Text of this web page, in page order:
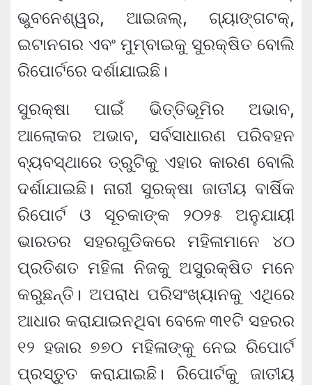
ଭୁବନେଶ୍ୱର, ଆଇଜଲ୍, ଗ୍ୟାଙ୍ଗଟକ୍,
ଇଟାନଗର ଏବଂ ମୁମ୍ବାଇକୁ ସୁରକ୍ଷିତ ବୋଲି
ରିପୋର୍ଟରେ ଦର୍ଶାଯାଇଛି।
ସୁରକ୍ଷା ପାଇଁ ଭିତ୍ତିଭୂମିର ଅଭାବ,
ଆଲୋକର ଅଭାବ, ସର୍ବସାଧାରଣ ପରିବହନ
ବ୍ୟବସ୍ଥାରେ ତ୍ରୁଟିକୁ ଏହାର କାରଣ ବୋଲି
ଦର୍ଶାଯାଇଛି। ନାରୀ ସୁରକ୍ଷା ଜାତୀୟ ବାର୍ଷିକ
ରିପୋର୍ଟ ଓ ସୂଚକାଙ୍କ ୨୦୨୫ ଅନୁଯାୟୀ
ଭାରତର ସହରଗୁଡିକରେ ମହିଳାମାନେ ୪୦
ପ୍ରତିଶତ ମହିଳା ନିଜକୁ ଅସୁରକ୍ଷିତ ମନେ
କରୁଛନ୍ତି। ଅପରାଧ ପରିସଂଖ୍ୟାନକୁ ଏଥିରେ
ଆଧାର କରାଯାଇନଥିବା ବେଳେ ୩୧ଟି ସହରର
୧୨ ହଜାର ୭୭୦ ମହିଳାଙ୍କୁ ନେଇ ରିପୋର୍ଟ
ପ୍ରସ୍ତୁତ କରାଯାଇଛି। ରିପୋର୍ଟକୁ ଜାତୀୟ